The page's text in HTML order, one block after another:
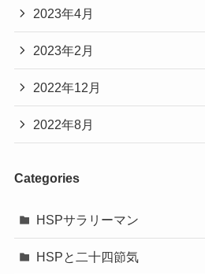
2023年4月
2023年2月
2022年12月
2022年8月
Categories
HSPサラリーマン
HSPと二十四節気